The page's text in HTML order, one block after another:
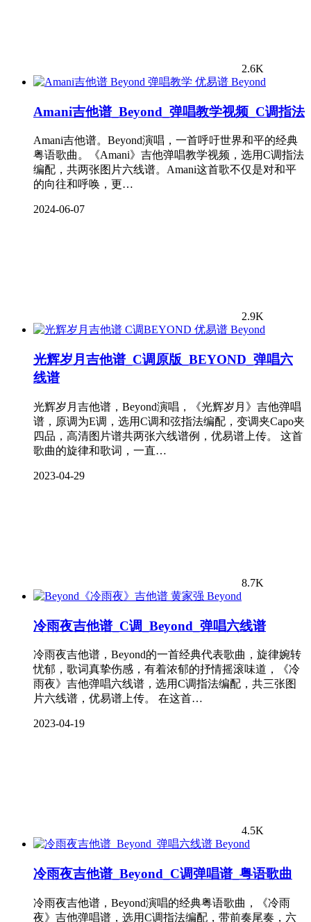
2.6K
Beyond
Amani吉他谱_Beyond_弹唱教学视频_C调指法
Amani吉他谱。Beyond演唱，一首呼吁世界和平的经典
粤语歌曲。《Amani》吉他弹唱教学视频，选用C调指法
编配，共两张图片六线谱。Amani这首歌不仅是对和平
的向往和呼唤，更…
2024-06-07
2.9K
Beyond
光辉岁月吉他谱_C调原版_BEYOND_弹唱六
线谱
光辉岁月吉他谱，Beyond演唱，《光辉岁月》吉他弹唱
谱，原调为E调，选用C调和弦指法编配，变调夹Capo夹
四品，高清图片谱共两张六线谱例，优易谱上传。 这首
歌曲的旋律和歌词，一直…
2023-04-29
8.7K
Beyond
冷雨夜吉他谱_C调_Beyond_弹唱六线谱
冷雨夜吉他谱，Beyond的一首经典代表歌曲，旋律婉转
忧郁，歌词真挚伤感，有着浓郁的抒情摇滚味道，《冷
雨夜》吉他弹唱六线谱，选用C调指法编配，共三张图
片六线谱，优易谱上传。 在这首…
2023-04-19
4.5K
Beyond
冷雨夜吉他谱_Beyond_C调弹唱谱_粤语歌曲
冷雨夜吉他谱，Beyond演唱的经典粤语歌曲，《冷雨
夜》吉他弹唱谱，选用C调指法编配，带前奏尾奏，六